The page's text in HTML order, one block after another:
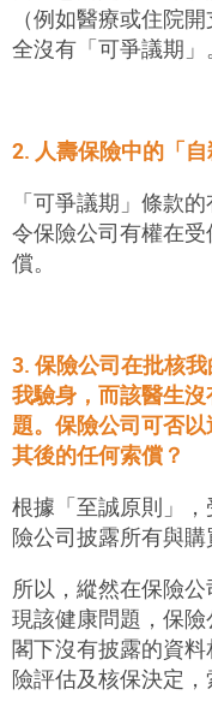
（例如醫療或住院
全沒有「可爭議期」。
2. 人壽保險中的「
「可爭議期」條款
令保險公司有權在
償。
3. 保險公司在批核
我驗身，而該醫生
題。保險公司可否
其後的任何索償？
根據 「至誠原則」
險公司披露所有與購
所以，縱然在保險
現該健康問題，保
閣下沒有披露的資
險評估及核保決定，